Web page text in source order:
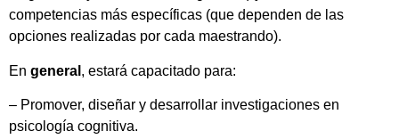
competencias más específicas (que dependen de las
opciones realizadas por cada maestrando).
En general , estará capacitado para:
– Promover, diseñar y desarrollar investigaciones en
psicología cognitiva.